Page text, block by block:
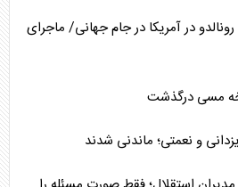
در آمریکا در جام جهانی/ ماجرای
مسی درگذشت
و نعمتی؛ ماندنی شدند